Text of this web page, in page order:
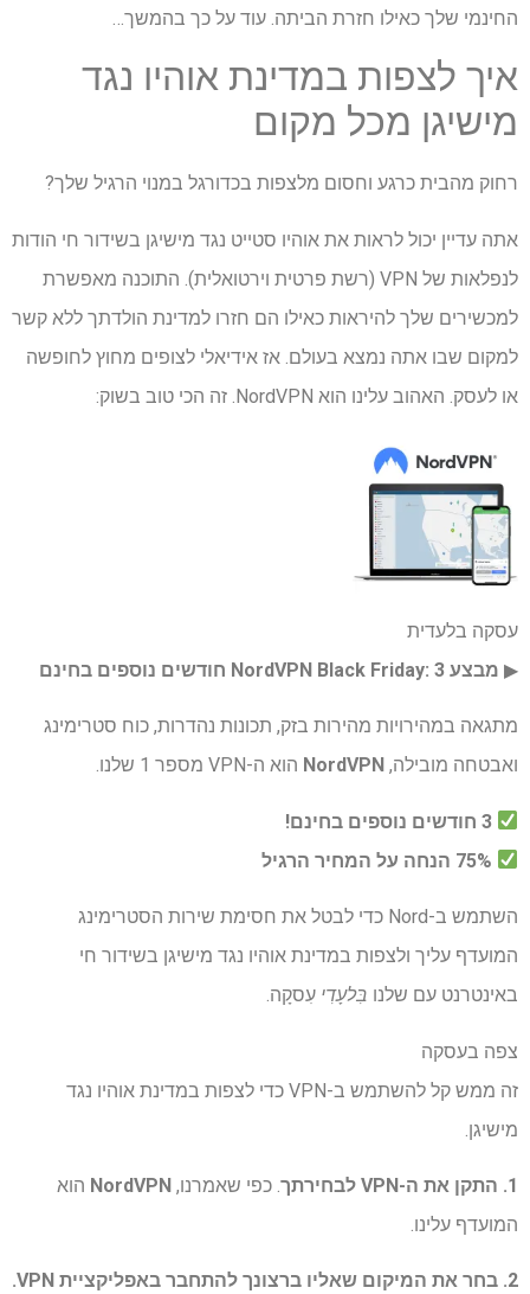
החינמי שלך כאילו חזרת הביתה. עוד על כך בהמשך…
איך לצפות במדינת אוהיו נגד
מישיגן מכל מקום
רחוק מהבית כרגע וחסום מלצפות בכדורגל במנוי הרגיל שלך?
אתה עדיין יכול לראות את אוהיו סטייט נגד מישיגן בשידור חי הודות
לנפלאות של VPN (רשת פרטית וירטואלית). התוכנה מאפשרת
למכשירים שלך להיראות כאילו הם חזרו למדינת הולדתך ללא קשר
למקום שבו אתה נמצא בעולם. אז אידיאלי לצופים מחוץ לחופשה
או לעסק. האהוב עלינו הוא NordVPN. זה הכי טוב בשוק:
עסקה בלעדית
▶︎ מבצע NordVPN Black Friday: 3 חודשים נוספים בחינם
מתגאה במהירויות מהירות בזק, תכונות נהדרות, כוח סטרימינג
ואבטחה מובילה, NordVPN הוא ה-VPN מספר 1 שלנו.
3 חודשים נוספים בחינם!
השתמש ב-Nord כדי לבטל את חסימת שירות הסטרימינג
המועדף עליך ולצפות במדינת אוהיו נגד מישיגן בשידור חי
באינטרנט עם שלנו בִּלעָדִי עִסקָה.
צפה בעסקה
זה ממש קל להשתמש ב-VPN כדי לצפות במדינת אוהיו נגד
מישיגן.
1. התקן את ה-VPN לבחירתך . כפי שאמרנו, NordVPN הוא
המועדף עלינו.
2. בחר את המיקום שאליו ברצונך להתחבר באפליקציית VPN.